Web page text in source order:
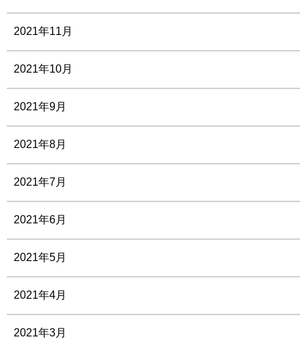
2021年11月
2021年10月
2021年9月
2021年8月
2021年7月
2021年6月
2021年5月
2021年4月
2021年3月